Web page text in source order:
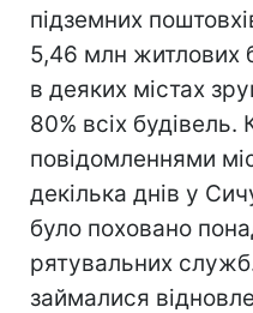
підземних
5,46 млн житлових
в деяких містах
80% всіх будівель.
повідомленнями
декілька днів у
було поховано
рятувальних
займалися